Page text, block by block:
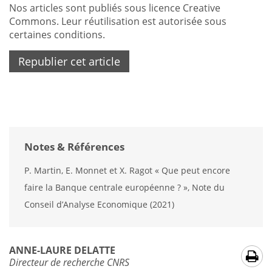
Nos articles sont publiés sous licence Creative
Commons. Leur réutilisation est autorisée sous
certaines conditions.
Republier cet article
Notes & Références
P. Martin, E. Monnet et X. Ragot « Que peut encore
faire la Banque centrale européenne ? », Note du
Conseil d’Analyse Economique (2021)
ANNE-LAURE DELATTE
Directeur de recherche CNRS